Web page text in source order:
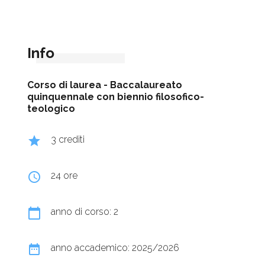
Info
Corso di laurea - Baccalaureato
quinquennale con biennio filosofico-
teologico
grade 3 crediti
query_builder 24 ore
calendar_today anno di corso: 2
date_range anno accademico: 2025/2026